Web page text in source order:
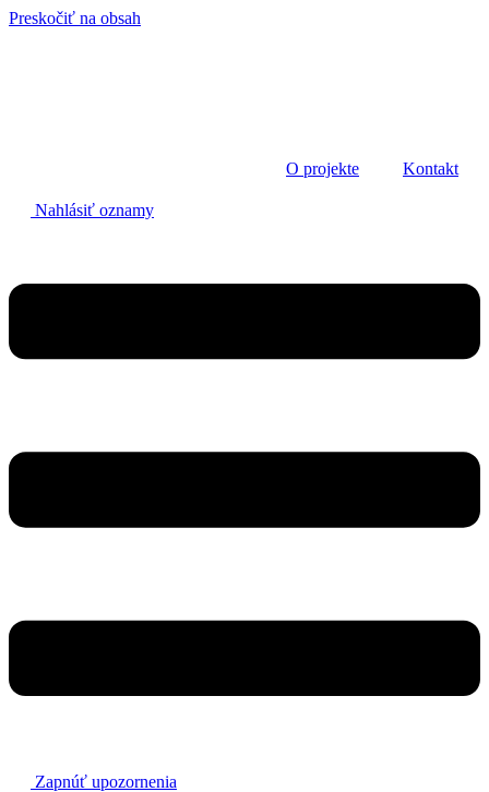
Preskočiť na obsah
O projekte Kontakt
Nahlásiť oznamy
Zapnúť upozornenia